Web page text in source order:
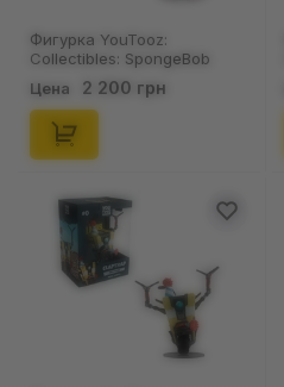
Фигурка YouTooz:
Collectibles: SpongeBob
SquarePants: This is Patrick,
(55099)
Цена 2 200 грн